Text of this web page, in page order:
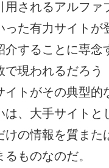
されるアルファ
た有力サイトが
することに専念
現われるだろう
トがその典型的
、大手サイトと
の情報を質また
ものなのだ。